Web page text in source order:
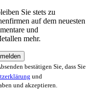
Sie stets zu
auf dem neuesten
und
mehr.
bestätigen Sie, dass Sie
und
und akzeptieren.